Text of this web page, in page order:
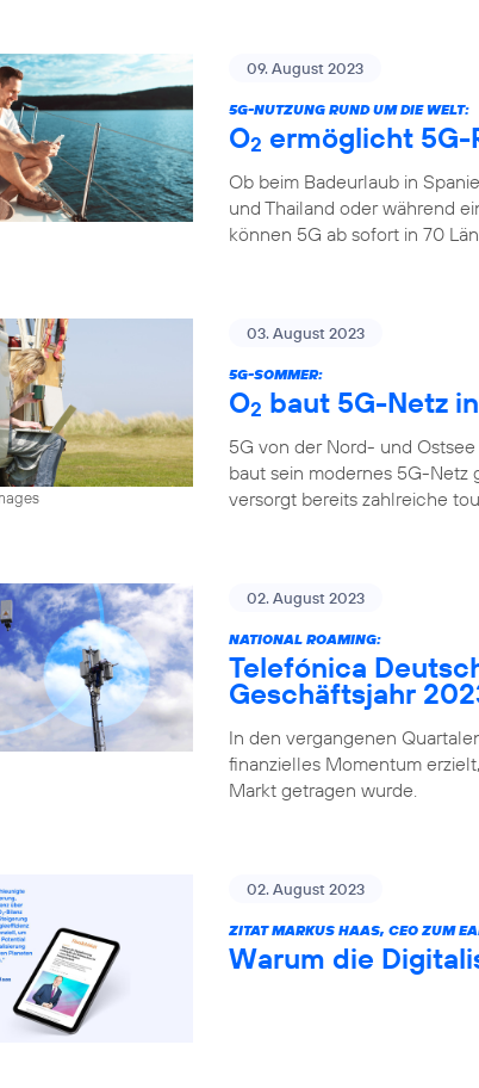
09. August 2023
5G-NUTZUNG RUND UM DIE WELT:
O2 ermöglicht 5G-
Ob beim Badeurlaub in
und Thailand oder während
können 5G ab sofort in 70
03. August 2023
5G-SOMMER:
O2 baut 5G-Netz
5G von der Nord- und
baut sein modernes 5G-Netz
versorgt bereits zahlreiche
02. August 2023
NATIONAL ROAMING:
Telefónica
Geschäftsjahr
In den vergangenen
finanzielles Momentum
Markt getragen wurde.
02. August 2023
ZITAT MARKUS HAAS, CEO ZUM
Warum die